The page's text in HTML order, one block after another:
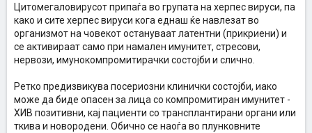
Цитомегаловирусот припаѓа во групата на херпес вируси, па
како и сите херпес вируси кога еднаш ќе навлезат во
организмот на човекот остануваат латентни (прикриени) и
се активираат само при намален имунитет, стресови,
нервози, имунокомпромитирачки состојби и слично.
Ретко предизвикува посериозни клинички состојби, иако
може да биде опасен за лица со компромитиран имунитет -
ХИВ позитивни, кај пациенти со трансплантирани органи или
ткива и новородени. Обично се наоѓа во плунковните